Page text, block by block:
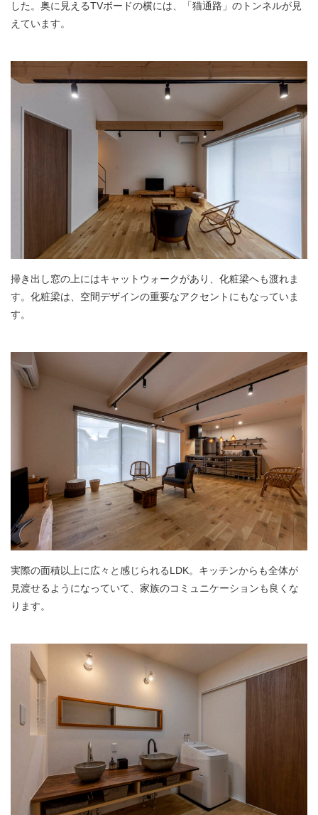
した。奥に見えるTVボードの横には、「猫通路」のトンネルが見
えています。
掃き出し窓の上にはキャットウォークがあり、化粧梁へも渡れま
す。化粧梁は、空間デザインの重要なアクセントにもなっていま
す。
実際の面積以上に広々と感じられるLDK。キッチンからも全体が
見渡せるようになっていて、家族のコミュニケーションも良くな
ります。